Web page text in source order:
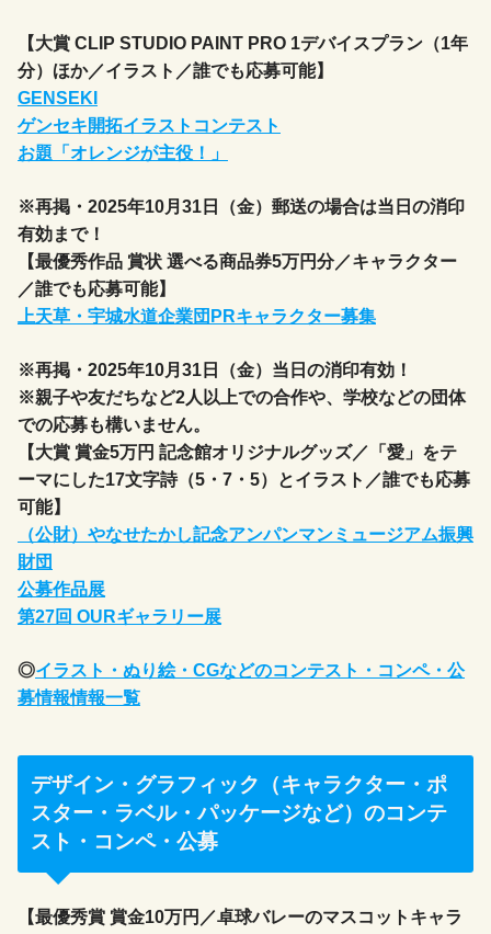
【大賞 CLIP STUDIO PAINT PRO 1デバイスプラン（1年
分）ほか／イラスト／誰でも応募可能】
GENSEKI
ゲンセキ開拓イラストコンテスト
お題「オレンジが主役！」
※再掲・2025年10月31日（金）郵送の場合は当日の消印
有効まで！
【最優秀作品 賞状 選べる商品券5万円分／キャラクター
／誰でも応募可能】
上天草・宇城水道企業団PRキャラクター募集
※再掲・2025年10月31日（金）当日の消印有効！
※親子や友だちなど2人以上での合作や、学校などの団体
での応募も構いません。
【大賞 賞金5万円 記念館オリジナルグッズ／「愛」をテ
ーマにした17文字詩（5・7・5）とイラスト／誰でも応募
可能】
（公財）やなせたかし記念アンパンマンミュージアム振興
財団
公募作品展
第27回 OURギャラリー展
◎イラスト・ぬり絵・CGなどのコンテスト・コンペ・公
募情報情報一覧
デザイン・グラフィック（キャラクター・ポ
スター・ラベル・パッケージなど）のコンテ
スト・コンペ・公募
【最優秀賞 賞金10万円／卓球バレーのマスコットキャラ